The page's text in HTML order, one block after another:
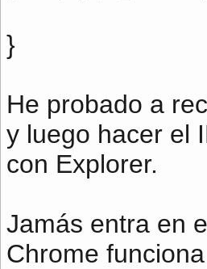
}
He probado a
y luego hacer el
con Explorer.
Jamás entra en
Chrome